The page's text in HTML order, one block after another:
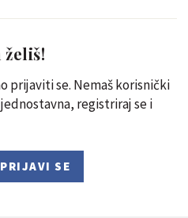
prijaviti se. Nemaš korisnički
registriraj se i
PRIJAVI SE